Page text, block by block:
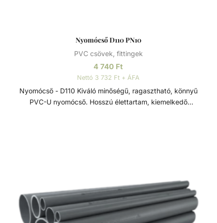
Nyomócső D110 PN10
PVC csövek, fittingek
4 740 Ft
Nettó 3 732 Ft + ÁFA
Nyomócső - D110 Kiváló minőségű, ragasztható, könnyű
PVC-U nyomócső. Hosszú élettartam, kiemelkedő
köszönhetően technológiai (savas vagy lúgos közegek) és
vízgépészeti (uszoda technika) csőhálózatok kedvelt
megoldása.